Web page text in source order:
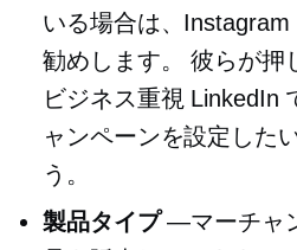
いる場合は、
勧めします。 彼らが押
ビジネス重視 LinkedIn
ャンペーンを設定した
う。
製品タイプ—マーチャ